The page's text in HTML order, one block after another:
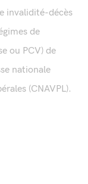
invalidité-décès
de
ou PCV) de
nationale
(CNAVPL).